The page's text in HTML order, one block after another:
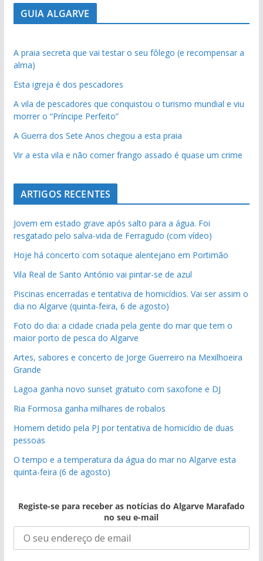
GUIA ALGARVE
A praia secreta que vai testar o seu fôlego (e recompensar a
alma)
Esta igreja é dos pescadores
A vila de pescadores que conquistou o turismo mundial e viu
morrer o “Príncipe Perfeito”
A Guerra dos Sete Anos chegou a esta praia
Vir a esta vila e não comer frango assado é quase um crime
ARTIGOS RECENTES
Jovem em estado grave após salto para a água. Foi
resgatado pelo salva-vida de Ferragudo (com vídeo)
Hoje há concerto com sotaque alentejano em Portimão
Vila Real de Santo António vai pintar-se de azul
Piscinas encerradas e tentativa de homicídios. Vai ser assim o
dia no Algarve (quinta-feira, 6 de agosto)
Foto do dia: a cidade criada pela gente do mar que tem o
maior porto de pesca do Algarve
Artes, sabores e concerto de Jorge Guerreiro na Mexilhoeira
Grande
Lagoa ganha novo sunset gratuito com saxofone e DJ
Ria Formosa ganha milhares de robalos
Homem detido pela PJ por tentativa de homicídio de duas
pessoas
O tempo e a temperatura da água do mar no Algarve esta
quinta-feira (6 de agosto)
Registe-se para receber as notícias do Algarve Marafado
no seu e-mail